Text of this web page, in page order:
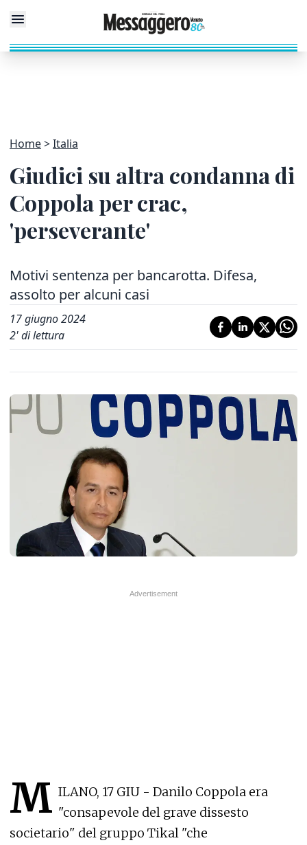
Home Italia
Giudici su altra condanna di
Coppola per crac,
'perseverante'
Motivi sentenza per bancarotta. Difesa,
assolto per alcuni casi
17 giugno 2024
2' di lettura
M ILANO, 17 GIU - Danilo Coppola era
"consapevole del grave dissesto
societario" del gruppo Tikal "che